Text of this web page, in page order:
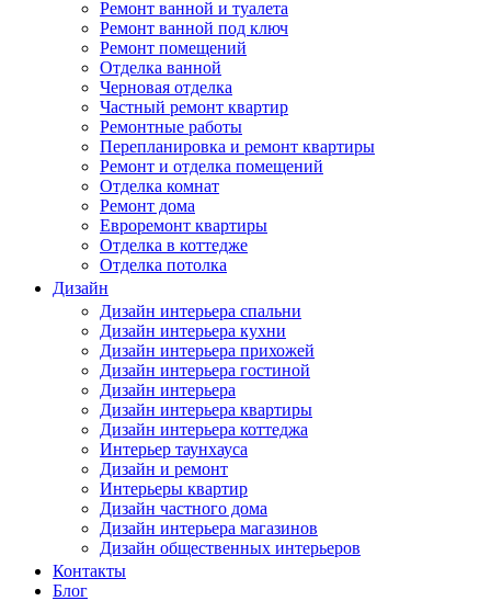
Ремонт ванной и туалета
Ремонт ванной под ключ
Ремонт помещений
Отделка ванной
Черновая отделка
Частный ремонт квартир
Ремонтные работы
Перепланировка и ремонт квартиры
Ремонт и отделка помещений
Отделка комнат
Ремонт дома
Евроремонт квартиры
Отделка в коттедже
Отделка потолка
Дизайн
Дизайн интерьера спальни
Дизайн интерьера кухни
Дизайн интерьера прихожей
Дизайн интерьера гостиной
Дизайн интерьера
Дизайн интерьера квартиры
Дизайн интерьера коттеджа
Интерьер таунхауса
Дизайн и ремонт
Интерьеры квартир
Дизайн частного дома
Дизайн интерьера магазинов
Дизайн общественных интерьеров
Контакты
Блог